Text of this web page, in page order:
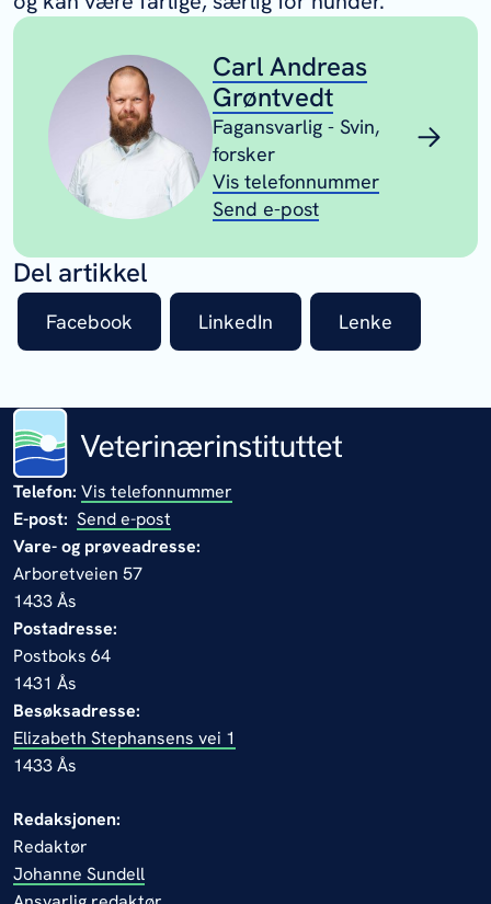
Carl Andreas
Grøntvedt
Fagansvarlig - Svin,
forsker
Vis telefonnummer
Send e-post
Del artikkel
Facebook LinkedIn Lenke
Telefon: Vis telefonnummer
E-post: Send e-post
Vare- og prøveadresse:
Arboretveien 57
1433 Ås
Postadresse:
Postboks 64
1431 Ås
Besøksadresse:
Elizabeth Stephansens vei 1
1433 Ås
Redaksjonen:
Redaktør
Johanne Sundell